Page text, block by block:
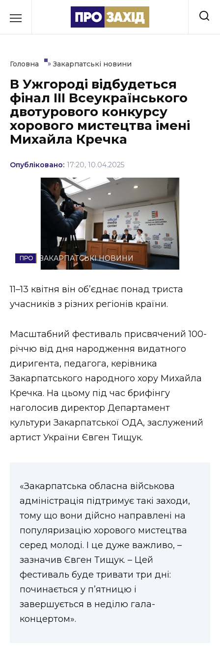
до
Культура
Освіта
Події
Політика
Соціум
Втрачений Ужгород
НОВИНИ ЗАХІДНОЇ УКРАЇНИ
ФОТО
Головна » Закарпатські новини
В Ужгороді відбудеться
фінал III Всеукраїнського
двотурового конкурсу
хорового мистецтва імені
Михайла Кречка
Опубліковано: 17:20, 10.04.2025
ЗАКАРПАТСЬКІ НОВИНИ
11–13 квітня він об’єднає понад триста
учасників з різних регіонів країни.
Масштабний фестиваль присвячений 100-
річчю від дня народження видатного
диригента, педагога, керівника
Закарпатського народного хору Михайла
Кречка. На цьому під час брифінгу
наголосив директор Департамент
культури Закарпатської ОДА, заслужений
артист України Євген Тищук.
«Закарпатська обласна військова
адміністрація підтримує такі заходи,
тому що вони дійсно направлені на
популяризацію хорового мистецтва
серед молоді. І це дуже важливо, –
зазначив Євген Тищук. – Цей
фестиваль буде тривати три дні:
починається у п’ятницю і
завершується в неділю гала-
концертом».